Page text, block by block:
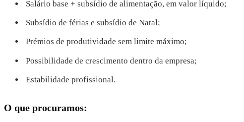
Salário base + subsídio de alimentação, em valor líquido;
Subsídio de férias e subsídio de Natal;
Prémios de produtividade sem limite máximo;
Possibilidade de crescimento dentro da empresa;
Estabilidade profissional.
O que procuramos: